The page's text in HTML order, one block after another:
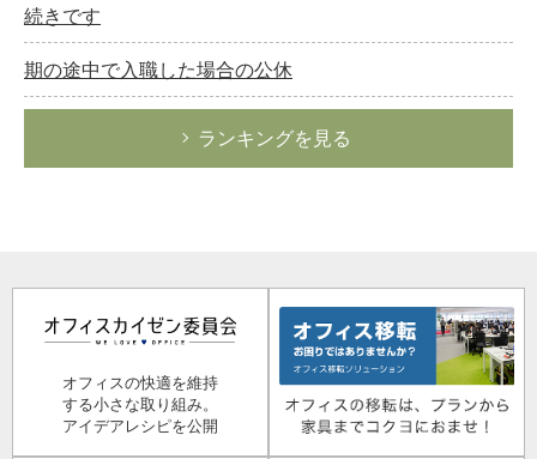
続きです
期の途中で入職した場合の公休
ランキングを見る
オフィスの快適を維持
する小さな取り組み。
アイデアレシピを公開